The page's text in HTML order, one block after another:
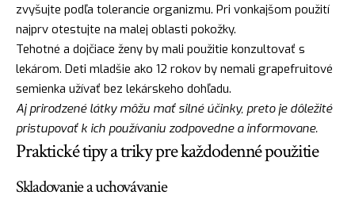
zvyšujte podľa tolerancie organizmu. Pri vonkajšom použití
najprv otestujte na malej oblasti pokožky.
Tehotné a dojčiace ženy by mali použitie konzultovať s
lekárom. Deti mladšie ako 12 rokov by nemali grapefruitové
semienka užívať bez lekárskeho dohľadu.
Aj prirodzené látky môžu mať silné účinky, preto je dôležité
pristupovať k ich používaniu zodpovedne a informovane.
Praktické tipy a triky pre každodenné použitie
Skladovanie a uchovávanie